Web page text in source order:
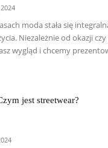
moda stała się
Niezależnie od okazji
wygląd i chcemy
jest streetwear?